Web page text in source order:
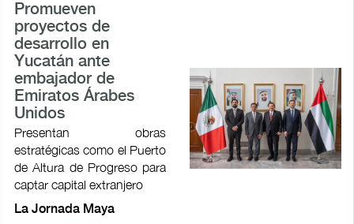
Promueven
proyectos de
desarrollo en
Yucatán ante
embajador de
Emiratos Árabes
Unidos
Presentan obras
estratégicas como el Puerto
de Altura de Progreso para
captar capital extranjero
La Jornada Maya